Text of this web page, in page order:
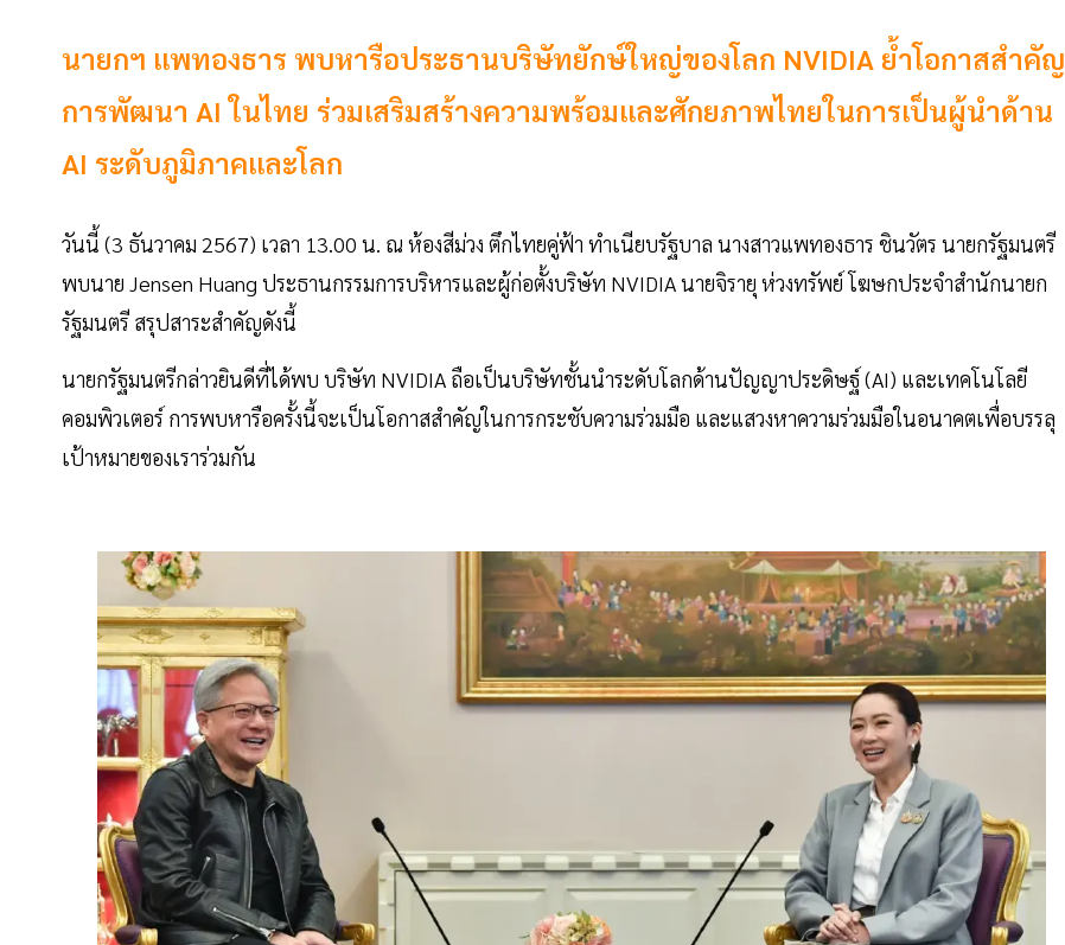
นายกฯ แพทองธาร พบหารือประธานบริษัทยักษ์ใหญ่ของโลก NVIDIA ย้ำโอกาสสำคัญ
การพัฒนา AI ในไทย ร่วมเสริมสร้างความพร้อมและศักยภาพไทยในการเป็นผู้นำด้าน
AI ระดับภูมิภาคและโลก
วันนี้ (3 ธันวาคม 2567) เวลา 13.00 น. ณ ห้องสีม่วง ตึกไทยคู่ฟ้า ทำเนียบรัฐบาล นางสาวแพทองธาร ชินวัตร นายกรัฐมนตรี
พบนาย Jensen Huang ประธานกรรมการบริหารและผู้ก่อตั้งบริษัท NVIDIA นายจิรายุ ห่วงทรัพย์ โฆษกประจำสำนักนายก
รัฐมนตรี สรุปสาระสำคัญดังนี้
นายกรัฐมนตรีกล่าวยินดีที่ได้พบ บริษัท NVIDIA ถือเป็นบริษัทชั้นนำระดับโลกด้านปัญญาประดิษฐ์ (AI) และเทคโนโลยี
คอมพิวเตอร์ การพบหารือครั้งนี้จะเป็นโอกาสสำคัญในการกระชับความร่วมมือ และแสวงหาความร่วมมือในอนาคตเพื่อบรรลุ
เป้าหมายของเราร่วมกัน